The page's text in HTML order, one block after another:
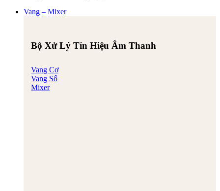
Vang – Mixer
Bộ Xử Lý Tín Hiệu Âm Thanh
Vang Cơ
Vang Số
Mixer